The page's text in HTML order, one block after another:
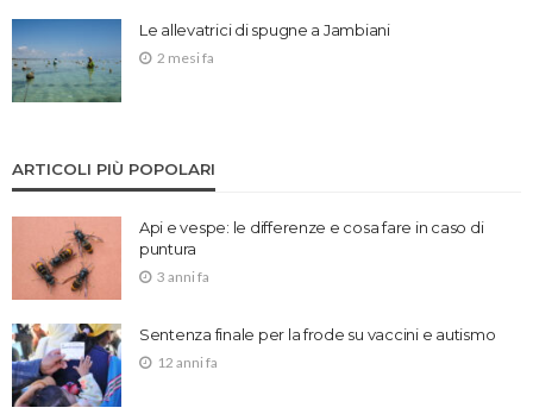
Le allevatrici di spugne a Jambiani
2 mesi fa
ARTICOLI PIÙ POPOLARI
Api e vespe: le differenze e cosa fare in caso di
puntura
3 anni fa
Sentenza finale per la frode su vaccini e autismo
12 anni fa